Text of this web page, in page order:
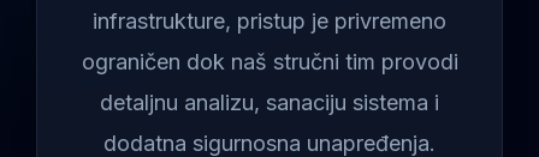
infrastrukture, pristup je privremeno
ograničen dok naš stručni tim provodi
detaljnu analizu, sanaciju sistema i
dodatna sigurnosna unapređenja.